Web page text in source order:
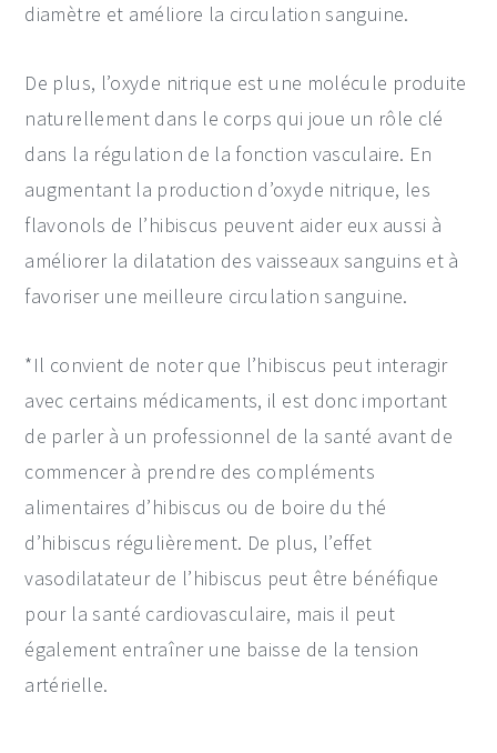
diamètre et améliore la circulation sanguine.
De plus, l’oxyde nitrique est une molécule produite
naturellement dans le corps qui joue un rôle clé
dans la régulation de la fonction vasculaire. En
augmentant la production d’oxyde nitrique, les
flavonols de l’hibiscus peuvent aider eux aussi à
améliorer la dilatation des vaisseaux sanguins et à
favoriser une meilleure circulation sanguine.
*Il convient de noter que l’hibiscus peut interagir
avec certains médicaments, il est donc important
de parler à un professionnel de la santé avant de
commencer à prendre des compléments
alimentaires d’hibiscus ou de boire du thé
d’hibiscus régulièrement. De plus, l’effet
vasodilatateur de l’hibiscus peut être bénéfique
pour la santé cardiovasculaire, mais il peut
également entraîner une baisse de la tension
artérielle.